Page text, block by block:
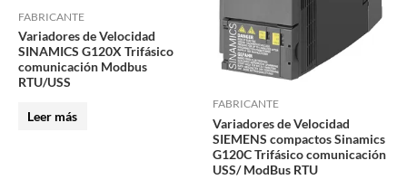
FABRICANTE
Variadores de Velocidad
SINAMICS G120X Trifásico
comunicación Modbus
RTU/USS
Leer más
FABRICANTE
Variadores de Velocidad
SIEMENS compactos Sinamics
G120C Trifásico comunicación
USS/ ModBus RTU